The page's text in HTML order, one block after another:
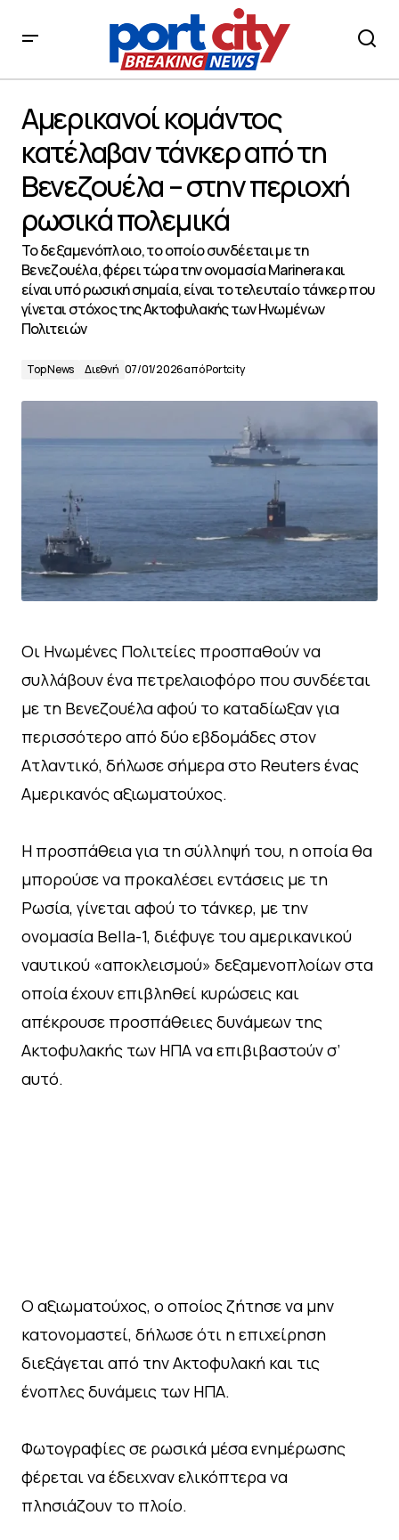
Βενεζουέλα – στην περιοχή ρωσικά πολεμικά
Αμερικανοί κομάντος
κατέλαβαν τάνκερ από τη
Βενεζουέλα – στην περιοχή
ρωσικά πολεμικά
Το δεξαμενόπλοιο, το οποίο συνδέεται με τη
Βενεζουέλα, φέρει τώρα την ονομασία Marinera και
είναι υπό ρωσική σημαία, είναι το τελευταίο τάνκερ που
γίνεται στόχος της Ακτοφυλακής των Ηνωμένων
Πολιτειών
Top News Διεθνή 07/01/2026απόPortcity
Οι Ηνωμένες Πολιτείες προσπαθούν να
συλλάβουν ένα πετρελαιοφόρο που συνδέεται
με τη Βενεζουέλα αφού το καταδίωξαν για
περισσότερο από δύο εβδομάδες στον
Ατλαντικό, δήλωσε σήμερα στο Reuters ένας
Αμερικανός αξιωματούχος.
Η προσπάθεια για τη σύλληψή του, η οποία θα
μπορούσε να προκαλέσει εντάσεις με τη
Ρωσία, γίνεται αφού το τάνκερ, με την
ονομασία Bella-1, διέφυγε του αμερικανικού
ναυτικού «αποκλεισμού» δεξαμενοπλοίων στα
οποία έχουν επιβληθεί κυρώσεις και
απέκρουσε προσπάθειες δυνάμεων της
Ακτοφυλακής των ΗΠΑ να επιβιβαστούν σ’
αυτό.
Ο αξιωματούχος, ο οποίος ζήτησε να μην
κατονομαστεί, δήλωσε ότι η επιχείρηση
διεξάγεται από την Ακτοφυλακή και τις
ένοπλες δυνάμεις των ΗΠΑ.
Φωτογραφίες σε ρωσικά μέσα ενημέρωσης
φέρεται να έδειχναν ελικόπτερα να
πλησιάζουν το πλοίο.